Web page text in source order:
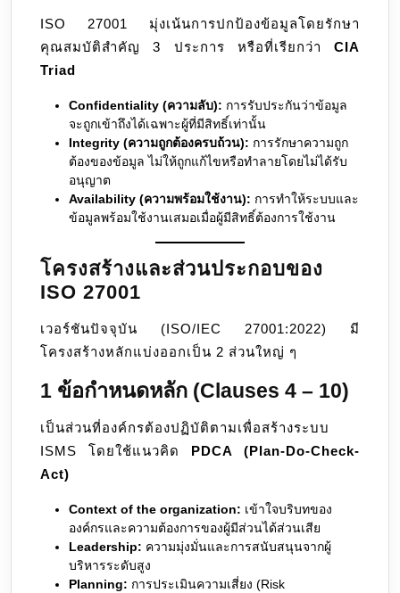
ISO 27001 มุ่งเน้นการปกป้องข้อมูลโดยรักษา
คุณสมบัติสำคัญ 3 ประการ หรือที่เรียกว่า CIA
Triad
Confidentiality (ความลับ): การรับประกันว่าข้อมูล
จะถูกเข้าถึงได้เฉพาะผู้ที่มีสิทธิ์เท่านั้น
Integrity (ความถูกต้องครบถ้วน): การรักษาความถูก
ต้องของข้อมูล ไม่ให้ถูกแก้ไขหรือทำลายโดยไม่ได้รับ
อนุญาต
Availability (ความพร้อมใช้งาน): การทำให้ระบบและ
ข้อมูลพร้อมใช้งานเสมอเมื่อผู้มีสิทธิ์ต้องการใช้งาน
โครงสร้างและส่วนประกอบของ
ISO 27001
เวอร์ชันปัจจุบัน (ISO/IEC 27001:2022) มี
โครงสร้างหลักแบ่งออกเป็น 2 ส่วนใหญ่ ๆ
1 ข้อกำหนดหลัก (Clauses 4 – 10)
เป็นส่วนที่องค์กรต้องปฏิบัติตามเพื่อสร้างระบบ
ISMS โดยใช้แนวคิด PDCA (Plan-Do-Check-
Act)
Context of the organization: เข้าใจบริบทของ
องค์กรและความต้องการของผู้มีส่วนได้ส่วนเสีย
Leadership: ความมุ่งมั่นและการสนับสนุนจากผู้
บริหารระดับสูง
Planning: การประเมินความเสี่ยง (Risk